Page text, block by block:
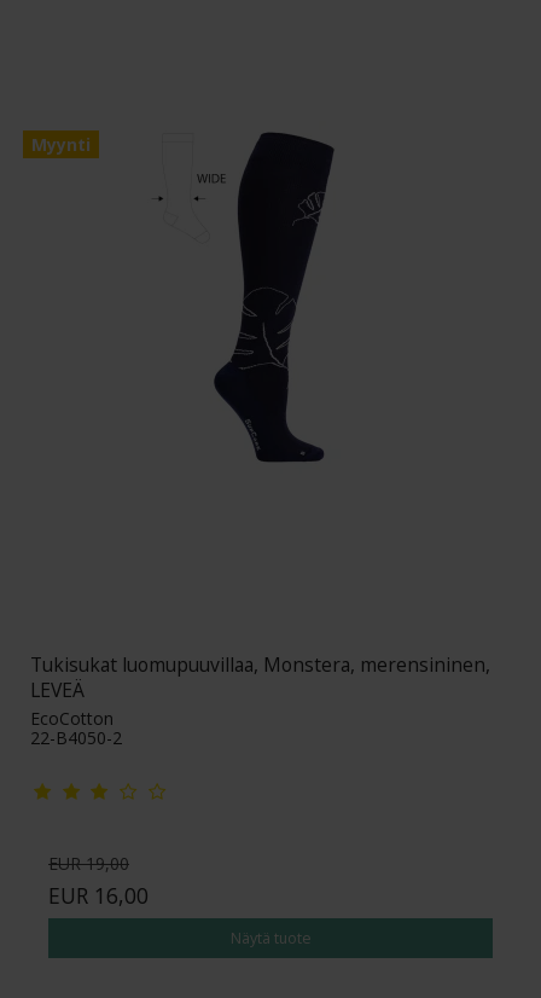
Myynti
Tukisukat luomupuuvillaa, Monstera, merensininen,
LEVEÄ
EcoCotton
22-B4050-2
EUR 19,00
EUR 16,00
Näytä tuote